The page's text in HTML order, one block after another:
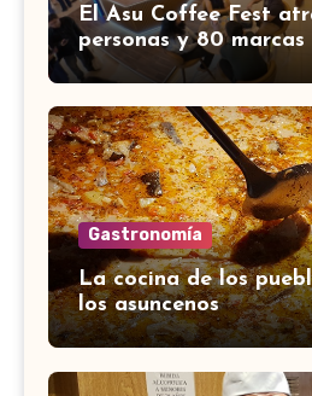
El Asu Coffee Fest
personas y 80 marcas
Gastronomía
La cocina de los
los asuncenos